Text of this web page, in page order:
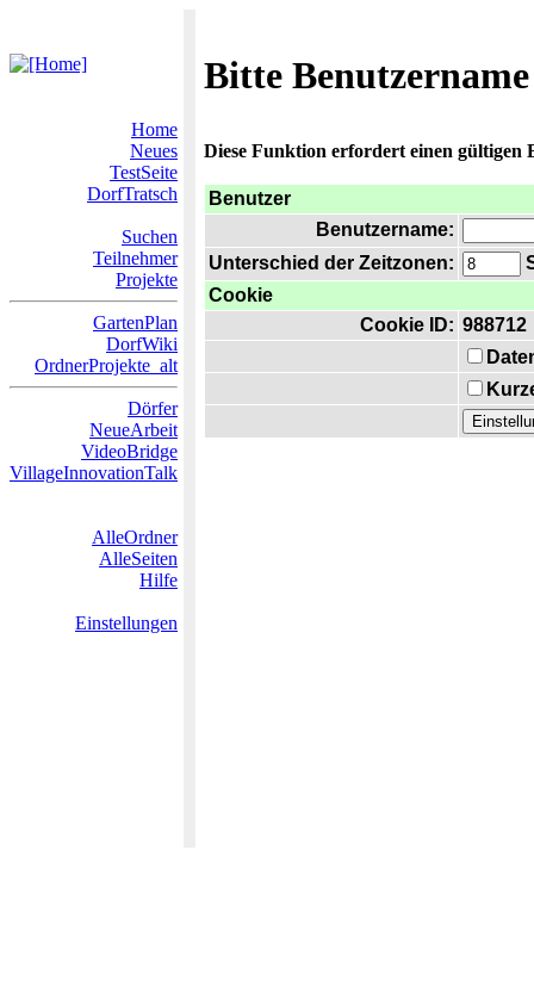
Bitte
Home
Neues
TestSeite
DorfTratsch
Suchen
Teilnehmer
Projekte
GartenPlan
DorfWiki
OrdnerProjekte_alt
Dörfer
NeueArbeit
VideoBridge
VillageInnovationTalk
AlleOrdner
AlleSeiten
Hilfe
Einstellungen
Diese Funktion erfordert einen gültigen
Benutzer
Benutzername:
Unterschied der Zeitzonen:
Cookie
Cookie ID: 988712